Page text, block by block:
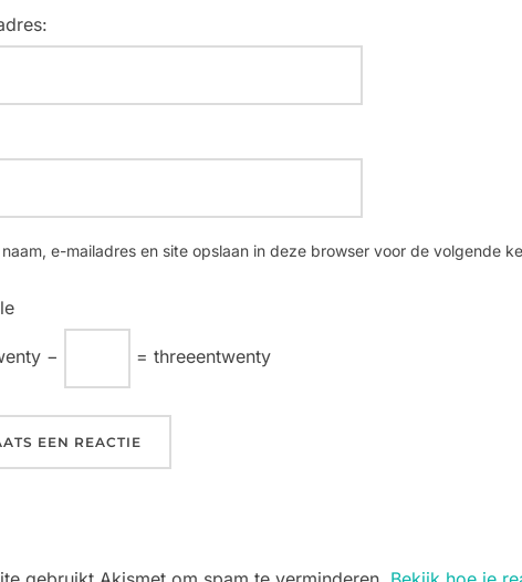
e-mailadres en site opslaan in deze browser voor de volgende
− = threeentwenty